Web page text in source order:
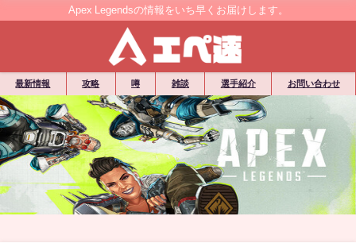
Apex Legendsの情報をいち早くお届けします。
最新情報 攻略 噂 雑談 選手紹介 お問い合わせ